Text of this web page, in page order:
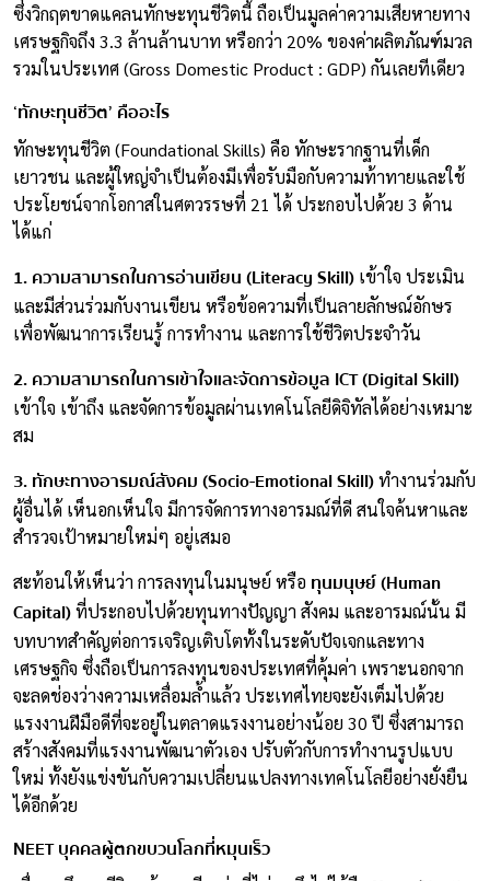
ซึ่งวิกฤตขาดแคลนทักษะทุนชีวิตนี้ ถือเป็นมูลค่าความเสียหายทาง
เศรษฐกิจถึง 3.3 ล้านล้านบาท หรือกว่า 20% ของค่าผลิตภัณฑ์มวล
รวมในประเทศ (Gross Domestic Product : GDP) กันเลยทีเดียว
‘ทักษะทุนชีวิต’ คืออะไร
ทักษะทุนชีวิต (Foundational Skills) คือ ทักษะรากฐานที่เด็ก
เยาวชน และผู้ใหญ่จำเป็นต้องมีเพื่อรับมือกับความท้าทายและใช้
ประโยชน์จากโอกาสในศตวรรษที่ 21 ได้ ประกอบไปด้วย 3 ด้าน
ได้แก่
1. ความสามารถในการอ่านเขียน (Literacy Skill) เข้าใจ ประเมิน
และมีส่วนร่วมกับงานเขียน หรือข้อความที่เป็นลายลักษณ์อักษร
เพื่อพัฒนาการเรียนรู้ การทำงาน และการใช้ชีวิตประจำวัน
2. ความสามารถในการเข้าใจและจัดการข้อมูล ICT (Digital Skill)
เข้าใจ เข้าถึง และจัดการข้อมูลผ่านเทคโนโลยีดิจิทัลได้อย่างเหมาะ
สม
3. ทักษะทางอารมณ์สังคม (Socio-Emotional Skill)ทำงานร่วมกับ
ผู้อื่นได้ เห็นอกเห็นใจ มีการจัดการทางอารมณ์ที่ดี สนใจค้นหาและ
สำรวจเป้าหมายใหม่ๆ อยู่เสมอ
สะท้อนให้เห็นว่า การลงทุนในมนุษย์ หรือ ทุนมนุษย์(Human
Capital)ที่ประกอบไปด้วยทุนทางปัญญา สังคม และอารมณ์นั้น มี
บทบาทสำคัญต่อการเจริญเติบโตทั้งในระดับปัจเจกและทาง
เศรษฐกิจ ซึ่งถือเป็นการลงทุนของประเทศที่คุ้มค่า เพราะนอกจาก
จะลดช่องว่างความเหลื่อมล้ำแล้ว ประเทศไทยจะยังเต็มไปด้วย
แรงงานฝีมือดีที่จะอยู่ในตลาดแรงงานอย่างน้อย 30 ปี ซึ่งสามารถ
สร้างสังคมที่แรงงานพัฒนาตัวเอง ปรับตัวกับการทำงานรูปแบบ
ใหม่ ทั้งยังแข่งขันกับความเปลี่ยนแปลงทางเทคโนโลยีอย่างยั่งยืน
ได้อีกด้วย
NEET บุคคลผู้ตกขบวนโลกที่หมุนเร็ว